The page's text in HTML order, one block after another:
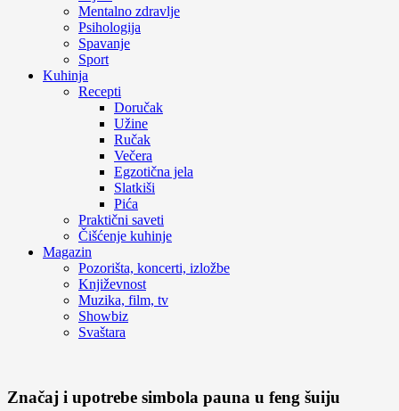
Mentalno zdravlje
Psihologija
Spavanje
Sport
Kuhinja
Recepti
Doručak
Užine
Ručak
Večera
Egzotična jela
Slatkiši
Pića
Praktični saveti
Čišćenje kuhinje
Magazin
Pozorišta, koncerti, izložbe
Književnost
Muzika, film, tv
Showbiz
Svaštara
Značaj i upotrebe simbola pauna u feng šuiju